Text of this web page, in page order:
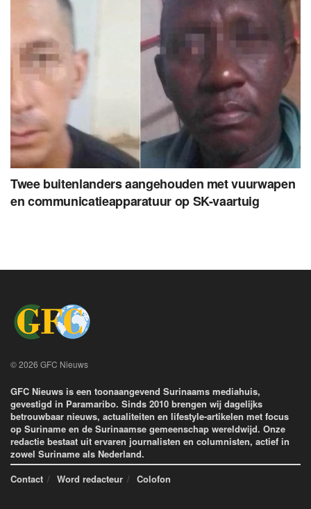
Twee buitenlanders aangehouden met vuurwapen
en communicatieapparatuur op SK-vaartuig
© 2026 GFC Nieuws
GFC Nieuws is een toonaangevend Surinaams mediahuis,
gevestigd in Paramaribo. Sinds 2010 brengen wij dagelijks
betrouwbaar nieuws, actualiteiten en lifestyle-artikelen met focus
op Suriname en de Surinaamse gemeenschap wereldwijd. Onze
redactie bestaat uit ervaren journalisten en columnisten, actief in
zowel Suriname als Nederland.
Contact
Word redacteur Colofon